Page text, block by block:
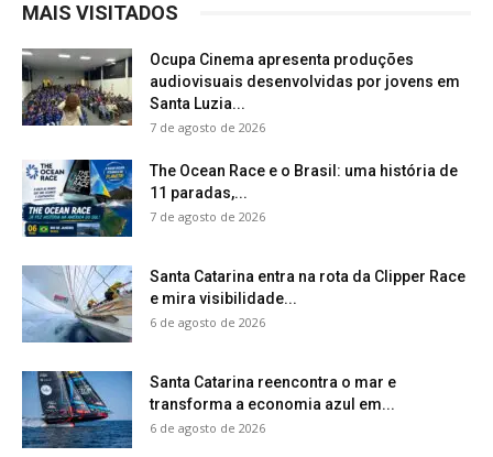
MAIS VISITADOS
Ocupa Cinema apresenta produções
audiovisuais desenvolvidas por jovens em
Santa Luzia...
7 de agosto de 2026
The Ocean Race e o Brasil: uma história de
11 paradas,...
7 de agosto de 2026
Santa Catarina entra na rota da Clipper Race
e mira visibilidade...
6 de agosto de 2026
Santa Catarina reencontra o mar e
transforma a economia azul em...
6 de agosto de 2026